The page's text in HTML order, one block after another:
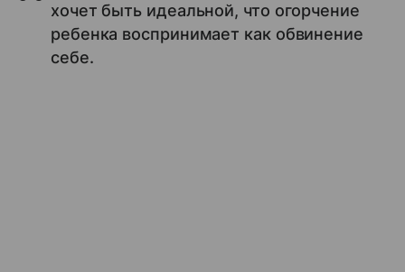
хочет быть идеальной, что огорчение
ребенка воспринимает как обвинение
себе.